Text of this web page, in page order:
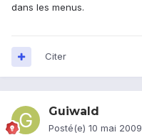
dans les menus.
Citer
Guiwald
Posté(e) 10 mai 2009